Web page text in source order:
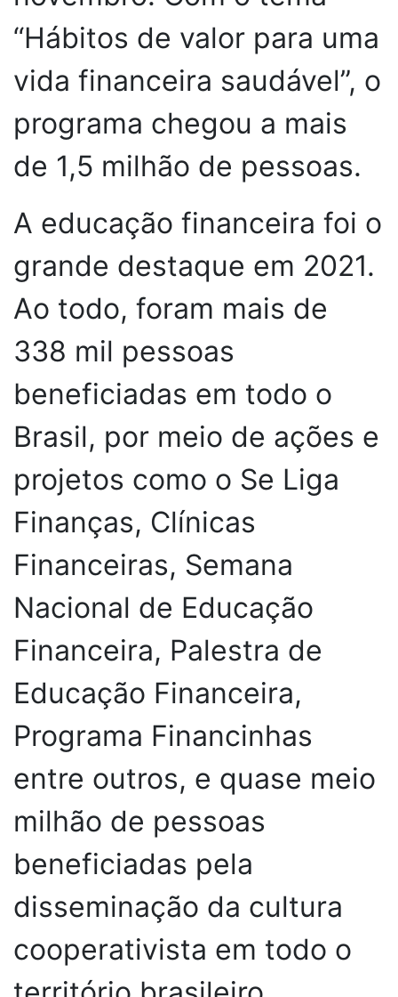
“Hábitos de valor para uma
vida financeira saudável”, o
programa chegou a mais
de 1,5 milhão de pessoas.
A educação financeira foi o
grande destaque em 2021.
Ao todo, foram mais de
338 mil pessoas
beneficiadas em todo o
Brasil, por meio de ações e
projetos como o Se Liga
Finanças, Clínicas
Financeiras, Semana
Nacional de Educação
Financeira, Palestra de
Educação Financeira,
Programa Financinhas
entre outros, e quase meio
milhão de pessoas
beneficiadas pela
disseminação da cultura
cooperativista em todo o